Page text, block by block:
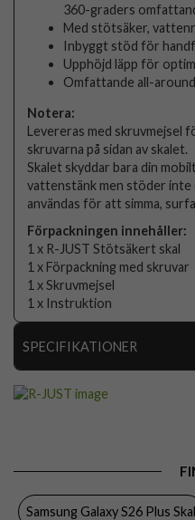
360-graders
Med stötsäker,
Inbyggt stöd för
Upphöjd läpp för
Omfattande all-
Notera:
Levereras med skruvmejsel
skruvarna på sidan av skalet.
Skalet skyddar bara din
vattenstänk men stöder inte
användas för att simma,
Förpackningen innehåller:
1 x R-JUST Stötsäkert skal
1 x Förpackning med skruvar
1 x Skruvmejsel
1 x Instruktion
SPECIFIKATIONER
Samsung Galaxy S26 Plus Skal